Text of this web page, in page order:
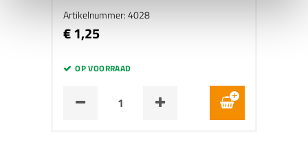
Artikelnummer: 4028
€ 1,25
OP VOORRAAD